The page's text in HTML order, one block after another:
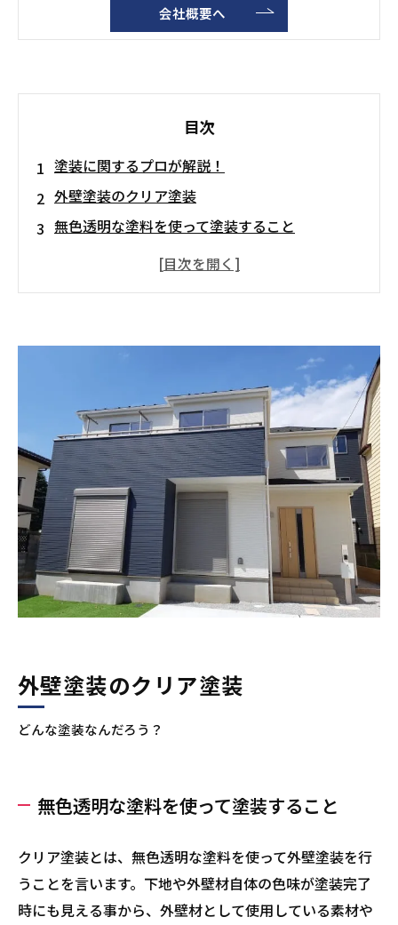
会社概要へ
目次
塗装に関するプロが解説！
外壁塗装のクリア塗装
無色透明な塗料を使って塗装すること
クリア塗装のメリット
チョーキングが起きない
外壁の状態が仕上がりを左右する
クリア塗装を使うなら
劣化の少ない状態で
外壁材の相性も考えて
クリア塗装は十分に検討していこう！
外壁塗装のクリア塗装
どんな塗装なんだろう？
無色透明な塗料を使って塗装すること
クリア塗装とは、無色透明な塗料を使って外壁塗装を行
うことを言います。下地や外壁材自体の色味が塗装完了
時にも見える事から、外壁材として使用している素材や